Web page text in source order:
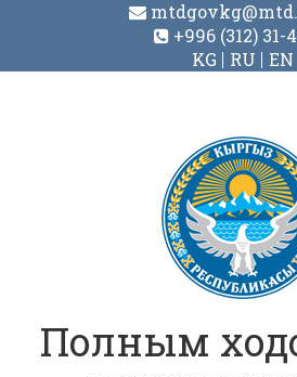
+996 (312) 31-
KG
RU EN
Полным